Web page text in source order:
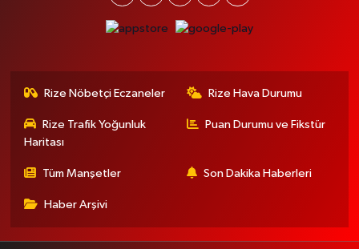
Rize Nöbetçi Eczaneler Rize Hava Durumu
Rize Trafik Yoğunluk
Haritası
Puan Durumu ve Fikstür
Tüm Manşetler Son Dakika Haberleri
Haber Arşivi